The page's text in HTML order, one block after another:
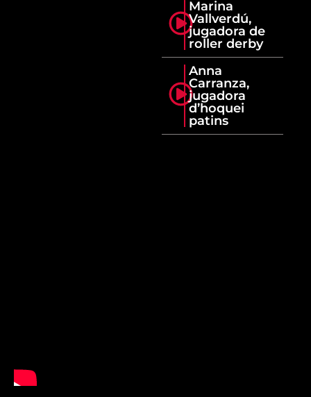
Marina
Vallverdú,
jugadora de
roller derby
Anna
Carranza,
jugadora
d’hoquei
patins